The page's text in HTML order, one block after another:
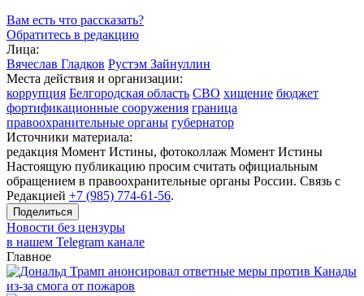
Вам есть что рассказать?
Обратитесь в редакцию
Лица:
Вячеслав Гладков Рустэм Зайнуллин
Места действия и организации:
коррупция Белгородская область СВО хищение бюджет
фортификационные сооружения граница
правоохранительные органы губернатор
Источники материала:
редакция Момент Истины, фотоколлаж Момент Истины
Настоящую публикацию просим считать официальным
обращением в правоохранительные органы России. Связь с
Редакцией +7 (985) 774-61-56.
Поделиться
Новости без цензуры
в нашем Telegram канале
Главное